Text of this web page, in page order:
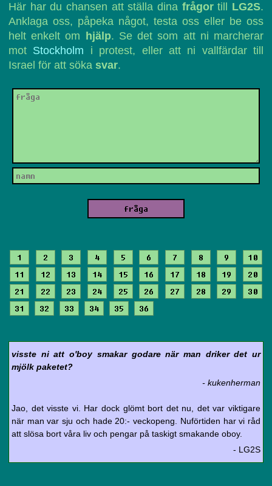
Här har du chansen att ställa dina frågortill LG2S.
Anklaga oss, påpeka något, testa oss eller be oss
helt enkelt om
hjälp. Se det som att ni marcherar
mot Stockholm i protest, eller att ni vallfärdar till
Israel för att söka svar.
1 2 3 4 5 6 7 8 9
10
11
12 13 14 15 16 17 18 19
20
21
22 23 24 25 26 27 28 29
30
31
32 33 34 35 36
visste ni att o'boy smakar godare när man driker det ur
mjölk paketet?
- kukenherman
Jao, det visste vi. Har dock glömt bort det nu, det var viktigare
när man var sju och hade 20:- veckopeng. Nuförtiden har vi råd
att slösa bort våra liv och pengar på taskigt smakande oboy.
- LG2S